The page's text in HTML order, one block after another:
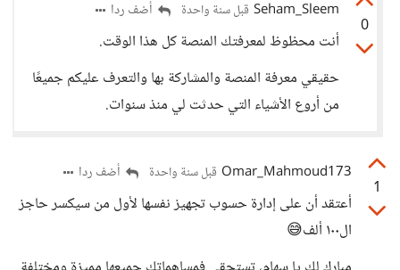
0
Seham_Sleem قبل سنة واحدة أضف ردا
أنت محظوظ لمعرفتك المنصة كل هذا الوقت.
حقيقي معرفة المنصة والمشاركة بها والتعرف عليكم جميعًا
من أروع الأشياء التي حدثت لي منذ سنوات.
1
Omar_Mahmoud173 قبل سنة واحدة أضف ردا
أعتقد أن على إدارة حسوب تجهيز نفسها لأول من سيكسر حاجز
ال١٠٠ ألف😅